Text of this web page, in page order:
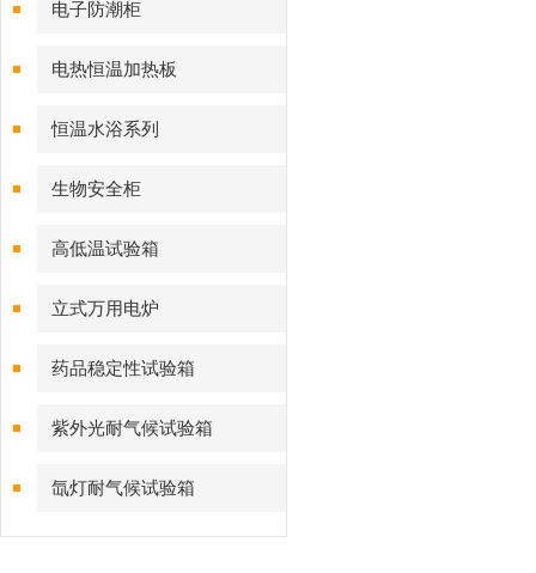
电子防潮柜
电热恒温加热板
恒温水浴系列
生物安全柜
高低温试验箱
立式万用电炉
药品稳定性试验箱
紫外光耐气候试验箱
氙灯耐气候试验箱